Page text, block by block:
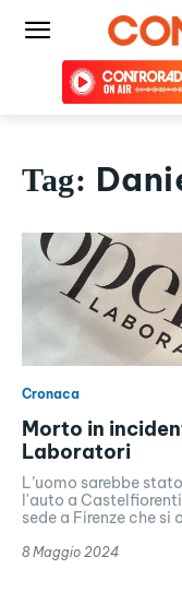
Tag:
Cronaca
Morto in
Laboratori
L’uomo sarebbe
l'auto a
sede a Firenze che si
8 Maggio 2024